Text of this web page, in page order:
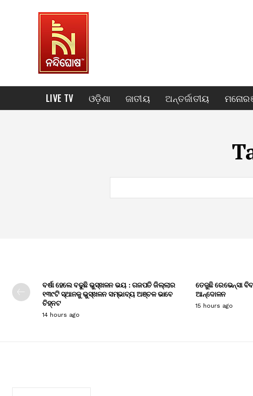
LIVE TV ଓଡ଼ିଶା ଜାତୀୟ ଅନ୍ତର୍ଜାତୀୟ
ବର୍ଷା ହେଲେ ବଢୁଛି ଭୁସ୍ଖଳନ ଭୟ : ଗଜପତି ଜିଲ୍ଲାର
୧୩୯ଟି ସ୍ଥାନକୁ ଭୁସ୍ଖଳନ ସମ୍ଭାବ୍ୟ ଅଞ୍ଚଳ ଭାବେ
ଚିହ୍ନଟ
14 hours ago
ତେଜୁଛି ରେଭେନ୍ସା
ଆନ୍ଦୋଳନ
15 hours ago